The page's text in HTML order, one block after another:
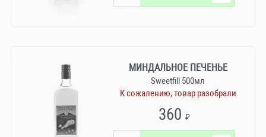
МИНДАЛЬНОЕ ПЕЧЕНЬЕ
Sweetfill 500мл
К сожалению, товар разобрали
360₽